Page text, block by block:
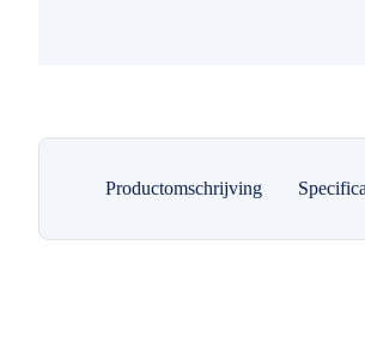
Productomschrijving